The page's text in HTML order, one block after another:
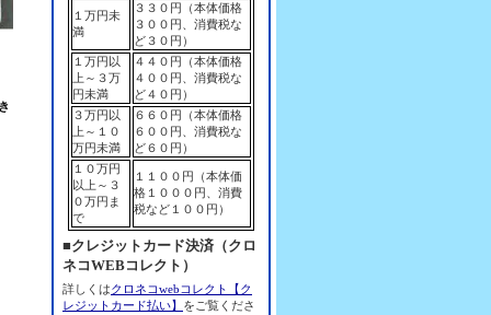
１万円未
満
３３０円（本体価格
３００円、消費税な
ど３０円）
１万円以
上～３万
円未満
４４０円（本体価格
４００円、消費税な
ど４０円）
３万円以
上～１０
万円未満
６６０円（本体価格
６００円、消費税な
ど６０円）
１０万円
以上～３
０万円ま
で
１１００円（本体価
格１０００円、消費
税など１００円）
■クレジットカード決済（クロ
ネコWEBコレクト）
詳しくはクロネコwebコレクト【ク
レジットカード払い】 をご覧くださ